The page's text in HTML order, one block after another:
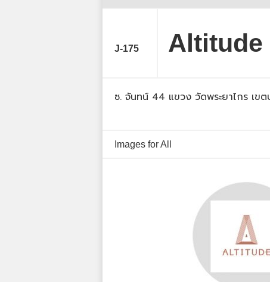
J-175 Altitude
ซ. จันทน์ 44 แขวง วัดพระยาไกร เข
Images for All